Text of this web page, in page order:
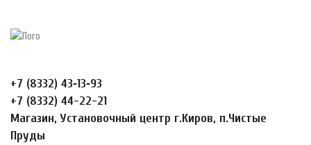
+7 (8332) 43‑13‑93
+7 (8332) 44-22-21
Магазин, Установочный центр г.Киров, п.Чистые
Пруды